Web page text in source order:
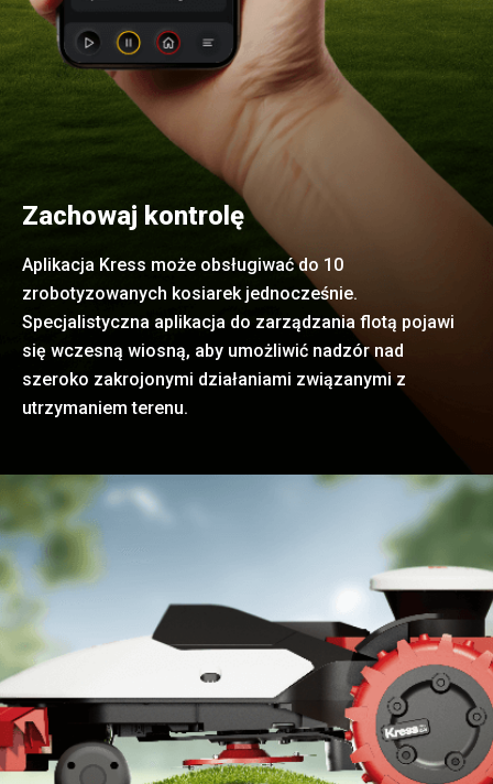
Zachowaj kontrolę
Aplikacja Kress może obsługiwać do 10
zrobotyzowanych kosiarek jednocześnie.
Specjalistyczna aplikacja do zarządzania flotą pojawi
się wczesną wiosną, aby umożliwić nadzór nad
szeroko zakrojonymi działaniami związanymi z
utrzymaniem terenu.